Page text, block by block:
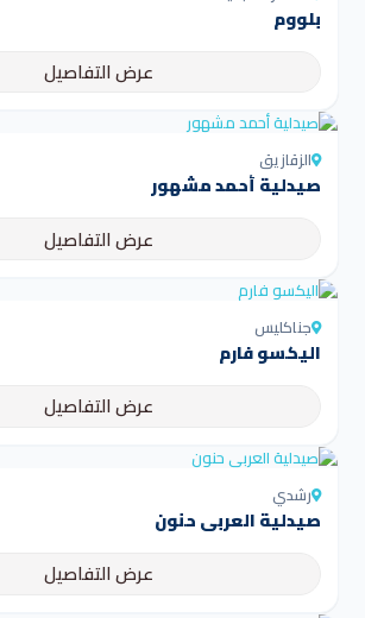
بلووم
عرض التفاصيل
الزقازيق
صيدلية أحمد مشهور
عرض التفاصيل
جناكليس
اليكسو فارم
عرض التفاصيل
رشدي
صيدلية العربى حنون
عرض التفاصيل